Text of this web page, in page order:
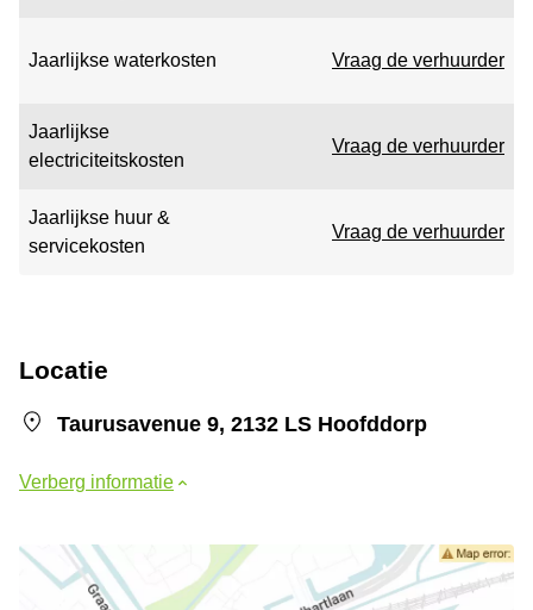
Jaarlijkse waterkosten Vraag de verhuurder
Jaarlijkse
electriciteitskosten
Vraag de verhuurder
Jaarlijkse huur &
servicekosten
Vraag de verhuurder
Locatie
Taurusavenue 9, 2132 LS Hoofddorp
Verberg informatie